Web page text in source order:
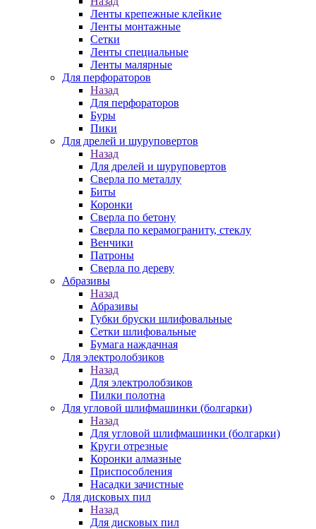
Ленты крепежные клейкие
Ленты монтажные
Сетки
Ленты специальные
Ленты малярные
Для перфораторов
Назад
Для перфораторов
Буры
Пики
Для дрелей и шуруповертов
Назад
Для дрелей и шуруповертов
Сверла по металлу
Биты
Коронки
Сверла по бетону
Сверла по керамограниту, стеклу
Венчики
Патроны
Сверла по дереву
Абразивы
Назад
Абразивы
Губки бруски шлифовальные
Сетки шлифовальные
Бумага наждачная
Для электролобзиков
Назад
Для электролобзиков
Пилки полотна
Для угловой шлифмашинки (болгарки)
Назад
Для угловой шлифмашинки (болгарки)
Круги отрезные
Коронки алмазные
Приспособления
Насадки зачистные
Для дисковых пил
Назад
Для дисковых пил